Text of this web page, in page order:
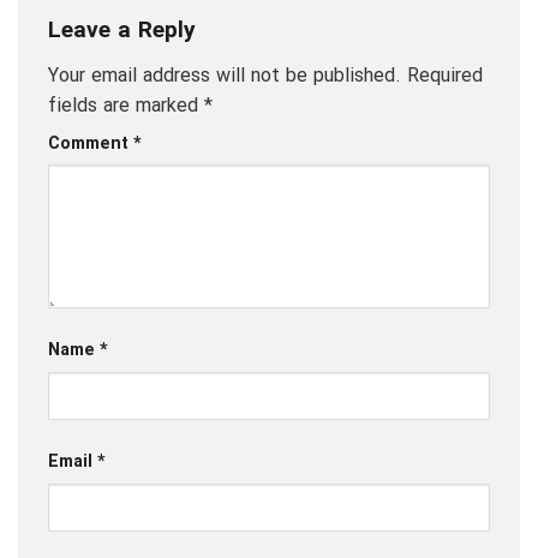
Leave a Reply
Your email address will not be published. Required
fields are marked *
Comment *
Name *
Email *